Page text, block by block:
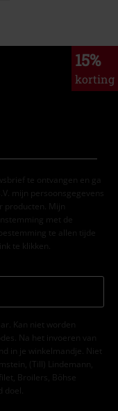
15%
korting
te ontvangen en ga
mijn persoonsgegevens
Mijn
met de
te allen tijde
te klikken.
Kan niet worden
Na het invoeren van
in je winkelmandje. Niet
(Till) Lindemann,
Broilers, Böhse
doel.